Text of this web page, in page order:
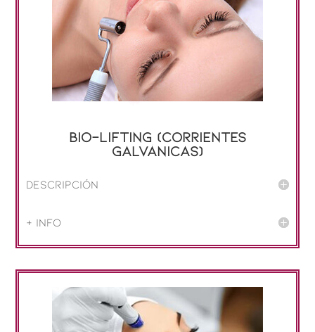
Bio-lifting (corrientes
galvánicas)
Descripción
+ info